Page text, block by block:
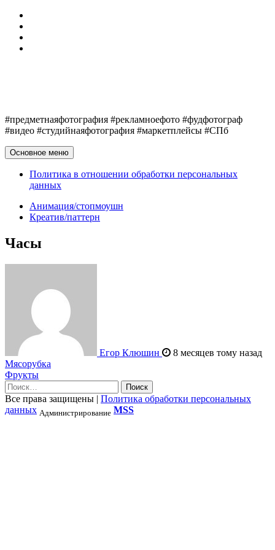
Перейти
содержимому
#предметнаяфотография #рекламноефото #фудфотограф
#видео #студийнаяфотография #маркетплейсы #СПб
Основное меню
Политика в отношении обработки персональных
данных
Анимация/стопмоушн
Креатив/паттерн
Часы
Егор Клюшин 8 месяцев тому назад
Навигация
по
записям
Мясорубка
Фрукты
Найти:
Все права защищены | Политика обработки персональных
данных Администрирование MSS